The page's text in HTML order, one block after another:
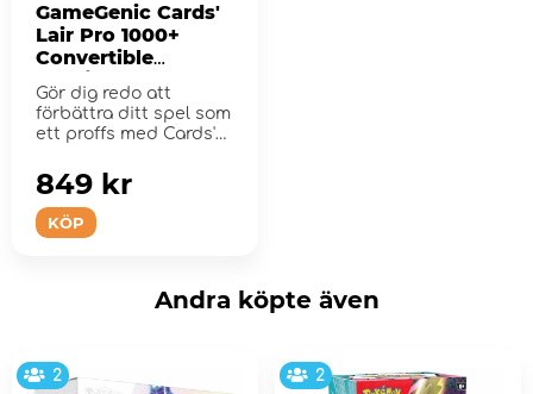
GameGenic Cards'
Lair Pro 1000+
Convertible
Grey/Red
Gör dig redo att
förbättra ditt spel som
ett proffs med Cards'
KÖP
849 kr
Andra köpte även
2 2